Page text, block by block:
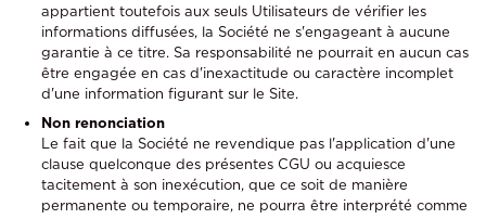
appartient toutefois aux seuls Utilisateurs de vérifier les
informations diffusées, la Société ne s'engageant à aucune
garantie à ce titre. Sa responsabilité ne pourrait en aucun cas
être engagée en cas d'inexactitude ou caractère incomplet
d'une information figurant sur le Site.
Non renonciation
Le fait que la Société ne revendique pas l'application d'une
clause quelconque des présentes CGU ou acquiesce
tacitement à son inexécution, que ce soit de manière
permanente ou temporaire, ne pourra être interprété comme